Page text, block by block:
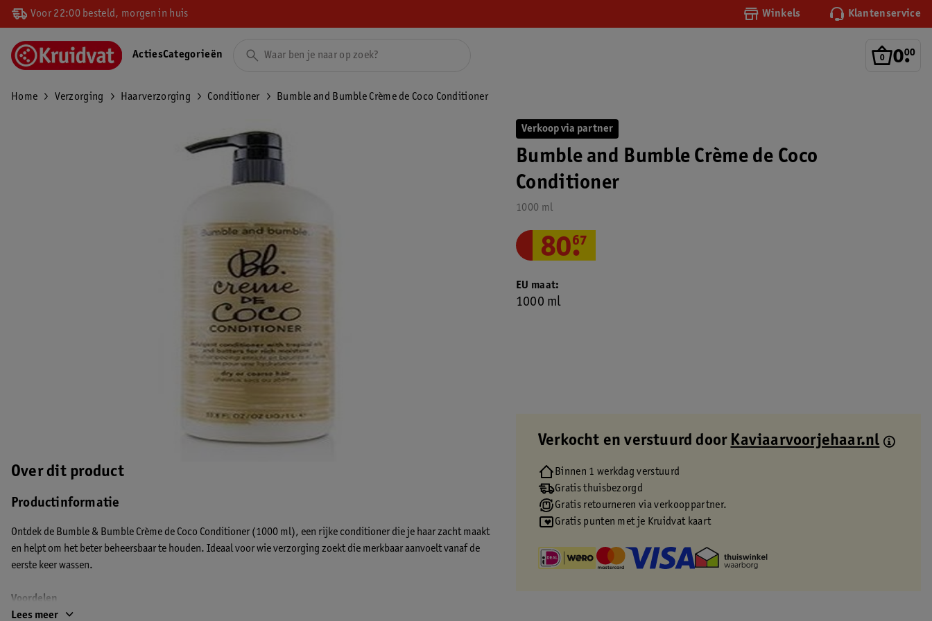
Voor 22:00 besteld, morgen in huis Winkels Klantenservice
0.
00
ActiesCategorieën
Home Verzorging Haarverzorging Conditioner Bumble and Bumble Crème de Coco Conditioner
Over dit product
Productinformatie
Ontdek de Bumble & Bumble Crème de Coco Conditioner (1000 ml), een rijke conditioner die je haar zacht maakt
en helpt om het beter beheersbaar te houden. Ideaal voor wie verzorging zoekt die merkbaar aanvoelt vanaf de
eerste keer wassen.
Voordelen
Laat het haar direct zachter en gladder aanvoelen, zonder het zwaar te maken
Lees meer
Verkoop via partner
Bumble and Bumble Crème de Coco
Conditioner
1000 ml
80.
67
EU maat
1000 ml
Verkocht en verstuurd door Kaviaarvoorjehaar.nl
Binnen 1 werkdag verstuurd
Gratis thuisbezorgd
Gratis retourneren via verkooppartner.
Gratis punten met je Kruidvat kaart